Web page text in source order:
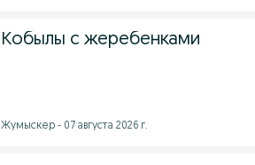
Кобылы с жеребенками
Жумыскер - 07 августа 2026 г.